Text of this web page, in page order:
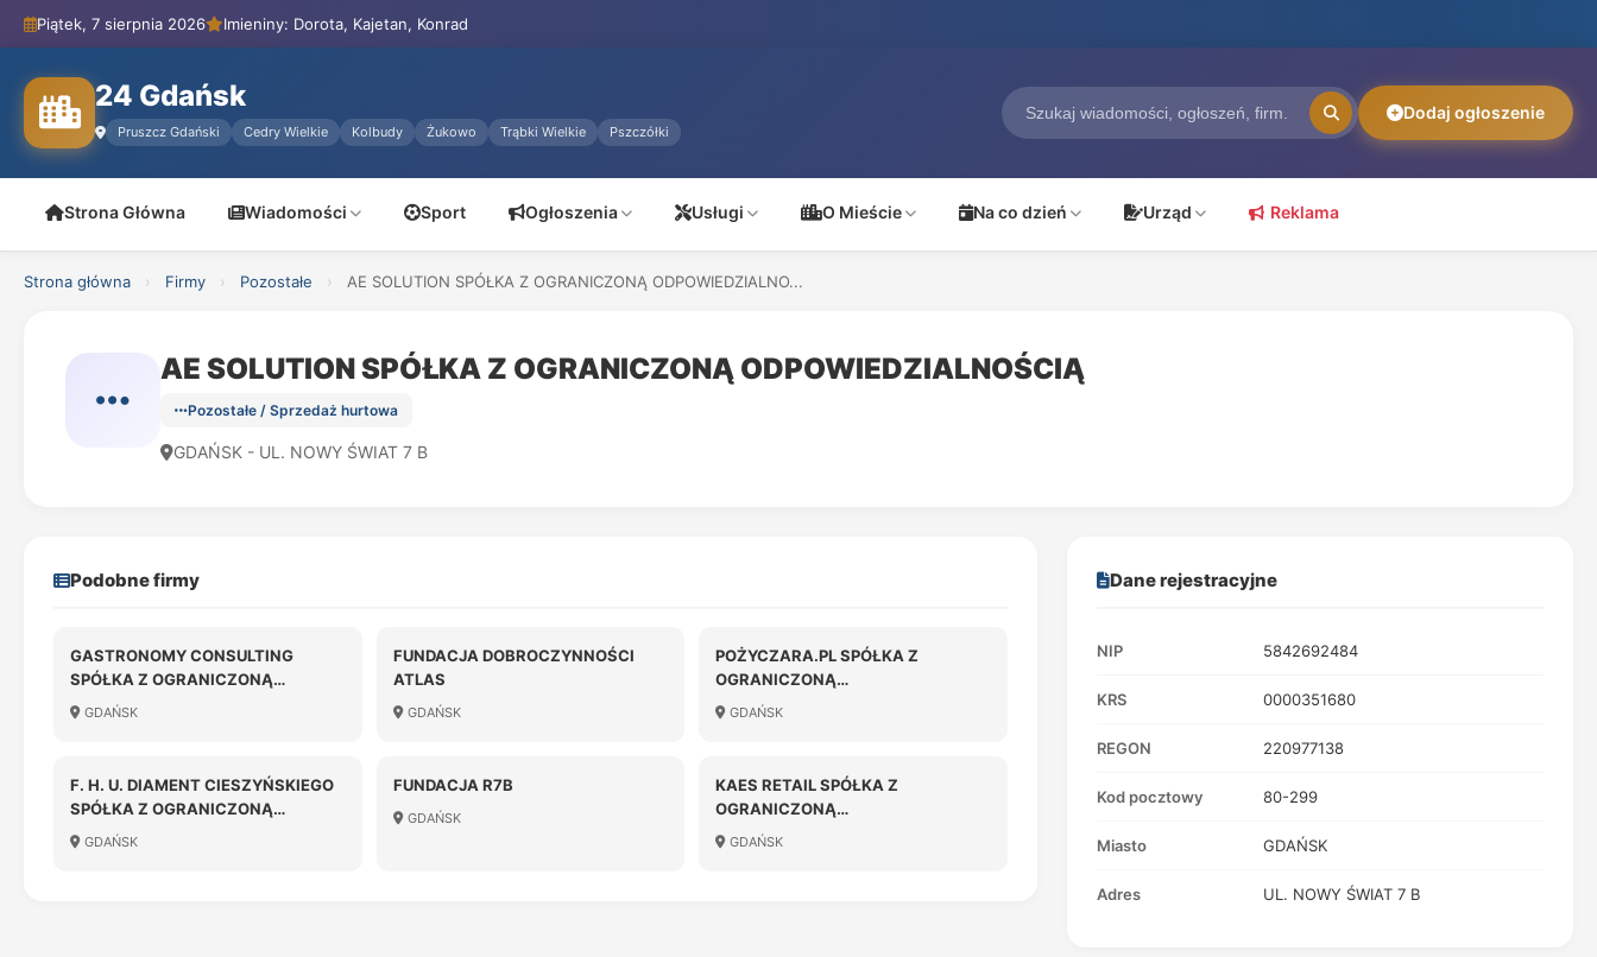
Piątek, 7 sierpnia 2026 Imieniny: Dorota, Kajetan, Konrad
24 Gdańsk
Pruszcz Gdański Cedry Wielkie Kolbudy Żukowo Trąbki Wielkie Pszczółki
Dodaj ogłoszenie
Strona Główna Wiadomości Sport Ogłoszenia Usługi O Mieście Na co dzień Urząd Reklama
Strona główna › Firmy › Pozostałe › AE SOLUTION SPÓŁKA Z OGRANICZONĄ ODPOWIEDZIALNO...
AE SOLUTION SPÓŁKA Z OGRANICZONĄ ODPOWIEDZIALNOŚCIĄ
Pozostałe / Sprzedaż hurtowa
GDAŃSK - UL. NOWY ŚWIAT 7 B
Podobne firmy
GASTRONOMY CONSULTING
SPÓŁKA Z OGRANICZONĄ
ODPOWIEDZIALNOŚCIĄ SPÓŁKA
GDAŃSK
FUNDACJA DOBROCZYNNOŚCI
ATLAS
GDAŃSK
POŻYCZARA.PL SPÓŁKA Z
OGRANICZONĄ
ODPOWIEDZIALNOŚCIĄ
GDAŃSK
F. H. U. DIAMENT CIESZYŃSKIEGO
SPÓŁKA Z OGRANICZONĄ
ODPOWIEDZIALNOŚCIĄ
GDAŃSK
FUNDACJA R7B
GDAŃSK
KAES RETAIL SPÓŁKA Z
OGRANICZONĄ
ODPOWIEDZIALNOŚCIĄ
GDAŃSK
Dane rejestracyjne
NIP 5842692484
KRS 0000351680
REGON 220977138
Kod pocztowy 80-299
Miasto GDAŃSK
Adres UL. NOWY ŚWIAT 7 B